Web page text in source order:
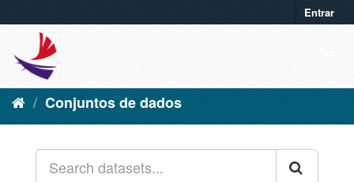
Entrar
Conjuntos de dados